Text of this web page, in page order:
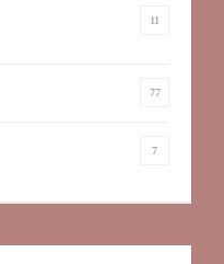
11
77
7